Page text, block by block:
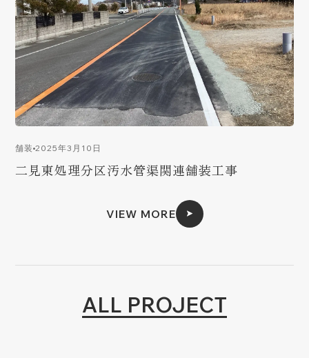
舗装 2025年3月10日
二見東処理分区汚水管渠関連舗装工事
VIEW MORE
ALL PROJECT